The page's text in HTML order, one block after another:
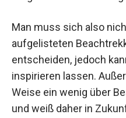
Man muss sich also
aufgelisteten
entscheiden, jedoch
inspirieren lassen.
Weise ein wenig über
und weiß daher in